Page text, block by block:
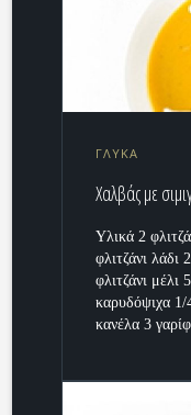
ΓΛΥΚΑ
Χαλβάς με
Υλικά 2
φλιτζάνι λάδι
φλιτζάνι μέλι
καρυδόψιχα 1/
κανέλα 3